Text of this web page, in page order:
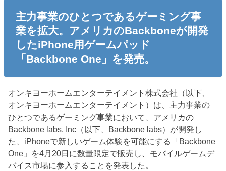
主力事業のひとつであるゲーミング事
業を拡大。アメリカのBackboneが開発
したiPhone用ゲームパッド
「Backbone One」を発売。
オンキヨーホームエンターテイメント株式会社（以下、
オンキヨーホームエンターテイメント）は、主力事業の
ひとつであるゲーミング事業において、アメリカの
Backbone labs, Inc（以下、Backbone labs）が開発し
た、iPhoneで新しいゲーム体験を可能にする「Backbone
One」を4月20日に数量限定で販売し、モバイルゲームデ
バイス市場に参入することを発表した。